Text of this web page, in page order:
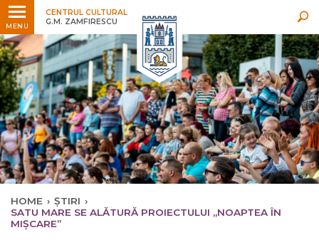
MENU
CENTRUL CULTURAL
G.M. ZAMFIRESCU
Ultimele
HOME › ȘTIRI ›
SATU MARE SE ALĂTURĂ PROIECTULUI „NOAPTEA ÎN
MIȘCARE”